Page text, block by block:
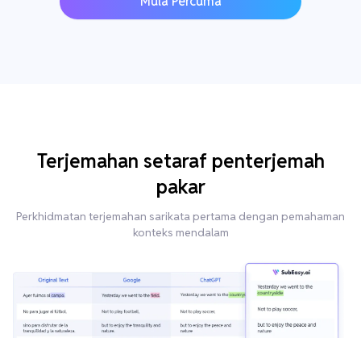
Terjemahan setaraf penterjemah
pakar
Perkhidmatan terjemahan sarikata pertama dengan pemahaman
konteks mendalam